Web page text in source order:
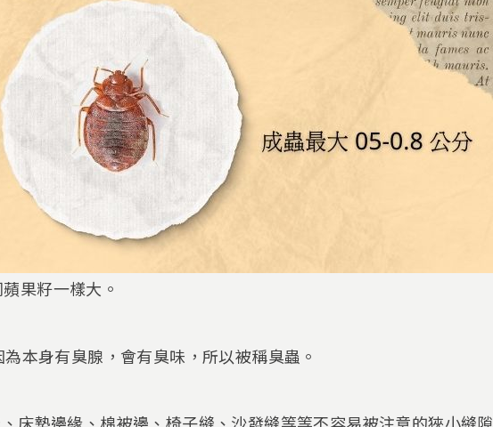
果籽一樣大。
本身有臭腺，會有臭味，所以被稱臭蟲。